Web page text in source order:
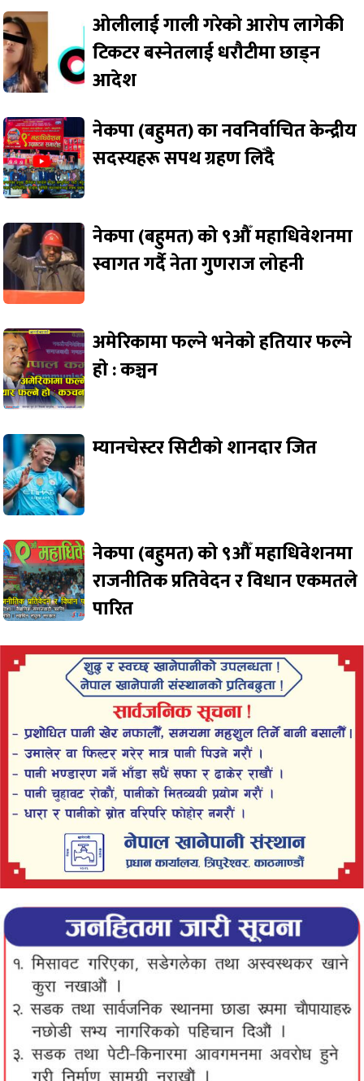
ओलीलाई गाली गरेको आरोप लागेकी
टिकटर बस्नेतलाई धरौटीमा छाड्न
आदेश
नेकपा (बहुमत) का नवनिर्वाचित केन्द्रीय
सदस्यहरू सपथ ग्रहण लिँदै
नेकपा (बहुमत) को ९औँ महाधिवेशनमा
स्वागत गर्दै नेता गुणराज लोहनी
अमेरिकामा फल्ने भनेकाे हतियार फल्ने
हाे : कञ्चन
म्यानचेस्टर सिटीको शानदार जित
नेकपा (बहुमत) को ९औँ महाधिवेशनमा
राजनीतिक प्रतिवेदन र विधान एकमतले
पारित